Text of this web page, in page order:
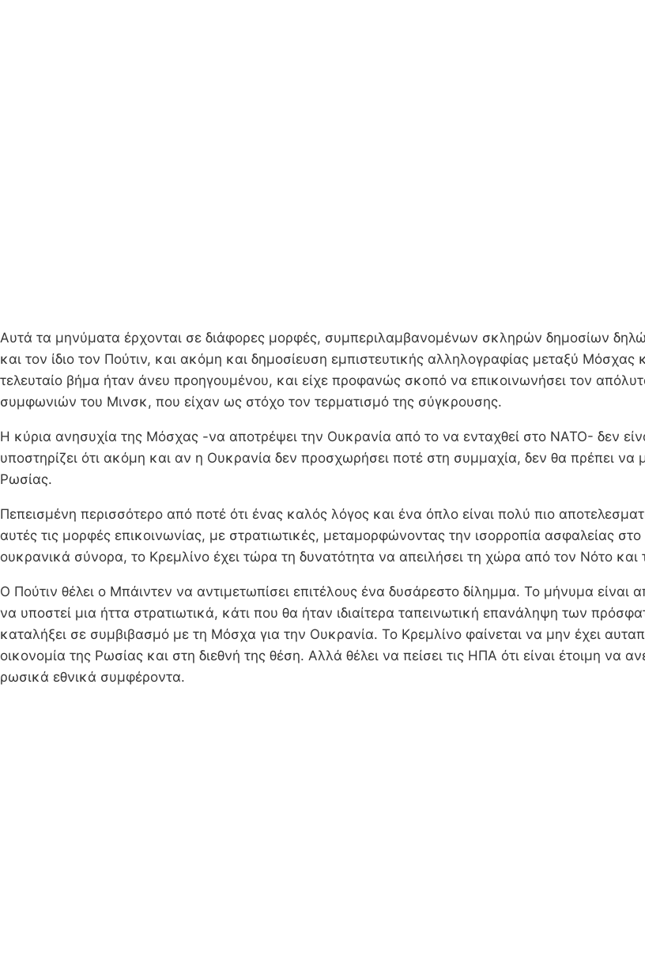
Αυτά τα μηνύματα έρχονται σε διάφορες μορφές, συμπεριλαμβανομένων σκληρών δημοσίων
και τον ίδιο τον Πούτιν, και ακόμη και δημοσίευση εμπιστευτικής αλληλογραφίας μεταξύ
τελευταίο βήμα ήταν άνευ προηγουμένου, και είχε προφανώς σκοπό να επικοινωνήσει τον
συμφωνιών του Μινσκ, που είχαν ως στόχο τον τερματισμό της σύγκρουσης.
Η κύρια ανησυχία της Μόσχας -να αποτρέψει την Ουκρανία από το να ενταχθεί στο ΝΑΤΟ- δεν
υποστηρίζει ότι ακόμη και αν η Ουκρανία δεν προσχωρήσει ποτέ στη συμμαχία, δεν θα πρέπει
Ρωσίας.
Πεπεισμένη περισσότερο από ποτέ ότι ένας καλός λόγος και ένα όπλο είναι πολύ πιο
αυτές τις μορφές επικοινωνίας, με στρατιωτικές, μεταμορφώνοντας την ισορροπία ασφαλείας
ουκρανικά σύνορα, το Κρεμλίνο έχει τώρα τη δυνατότητα να απειλήσει τη χώρα από τον Νότο
Ο Πούτιν θέλει ο Μπάιντεν να αντιμετωπίσει επιτέλους ένα δυσάρεστο δίλημμα. Το μήνυμα είναι
να υποστεί μια ήττα στρατιωτικά, κάτι που θα ήταν ιδιαίτερα ταπεινωτική επανάληψη των
καταλήξει σε συμβιβασμό με τη Μόσχα για την Ουκρανία. Το Κρεμλίνο φαίνεται να μην έχει
οικονομία της Ρωσίας και στη διεθνή της θέση. Αλλά θέλει να πείσει τις ΗΠΑ ότι είναι έτοιμη να
ρωσικά εθνικά συμφέροντα.